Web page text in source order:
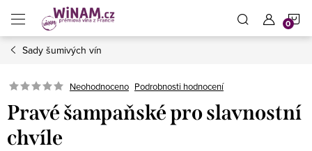
obsah
Sady šumivých vín
Neohodnoceno Podrobnosti hodnocení
Pravé šampaňské pro slavnostní
chvíle